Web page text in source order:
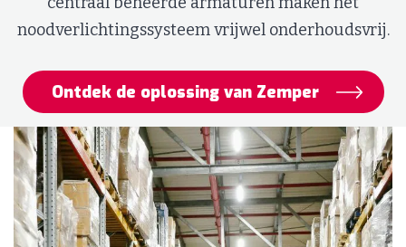
noodverlichtingssysteem vrijwel onderhoudsvrij.
Ontdek de oplossing van Zemper